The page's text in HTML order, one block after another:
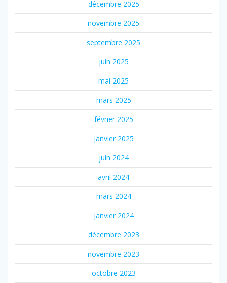
décembre 2025
novembre 2025
septembre 2025
juin 2025
mai 2025
mars 2025
février 2025
janvier 2025
juin 2024
avril 2024
mars 2024
janvier 2024
décembre 2023
novembre 2023
octobre 2023